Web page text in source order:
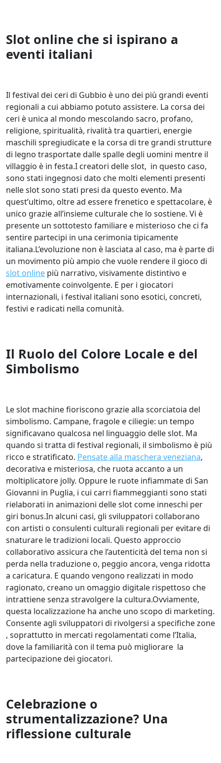
Slot online che si ispirano a
eventi italiani
Il festival dei ceri di Gubbio è uno dei più grandi eventi
regionali a cui abbiamo potuto assistere. La corsa dei
ceri è unica al mondo mescolando sacro, profano,
religione, spiritualità, rivalità tra quartieri, energie
maschili spregiudicate e la corsa di tre grandi strutture
di legno trasportate dalle spalle degli uomini mentre il
villaggio è in festa.I creatori delle slot, in questo caso,
sono stati ingegnosi dato che molti elementi presenti
nelle slot sono stati presi da questo evento. Ma
quest’ultimo, oltre ad essere frenetico e spettacolare, è
unico grazie all’insieme culturale che lo sostiene. Vi è
presente un sottotesto familiare e misterioso che ci fa
sentire partecipi in una cerimonia tipicamente
italiana.L’evoluzione non è lasciata al caso, ma è parte di
un movimento più ampio che vuole rendere il gioco di
slot online più narrativo, visivamente distintivo e
emotivamente coinvolgente. E per i giocatori
internazionali, i festival italiani sono esotici, concreti,
festivi e radicati nella comunità.
Il Ruolo del Colore Locale e del
Simbolismo
Le slot machine fioriscono grazie alla scorciatoia del
simbolismo. Campane, fragole e ciliegie: un tempo
significavano qualcosa nel linguaggio delle slot. Ma
quando si tratta di festival regionali, il simbolismo è più
ricco e stratificato. Pensate alla maschera veneziana,
decorativa e misteriosa, che ruota accanto a un
moltiplicatore jolly. Oppure le ruote infiammate di San
Giovanni in Puglia, i cui carri fiammeggianti sono stati
rielaborati in animazioni delle slot come inneschi per
giri bonus.In alcuni casi, gli sviluppatori collaborano
con artisti o consulenti culturali regionali per evitare di
snaturare le tradizioni locali. Questo approccio
collaborativo assicura che l’autenticità del tema non si
perda nella traduzione o, peggio ancora, venga ridotta
a caricatura. E quando vengono realizzati in modo
ragionato, creano un omaggio digitale rispettoso che
intrattiene senza stravolgere la cultura.Ovviamente,
questa localizzazione ha anche uno scopo di marketing.
Consente agli sviluppatori di rivolgersi a specifiche zone
, soprattutto in mercati regolamentati come l’Italia,
dove la familiarità con il tema può migliorare la
partecipazione dei giocatori.
Celebrazione o
strumentalizzazione? Una
riflessione culturale